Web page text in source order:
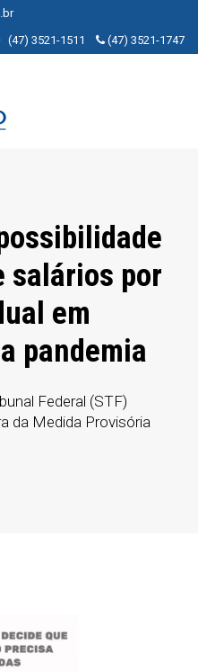
(47) 3521-1511
(47) 3521-1747
salários por
em
pandemia
Federal (STF)
da Medida Provisória